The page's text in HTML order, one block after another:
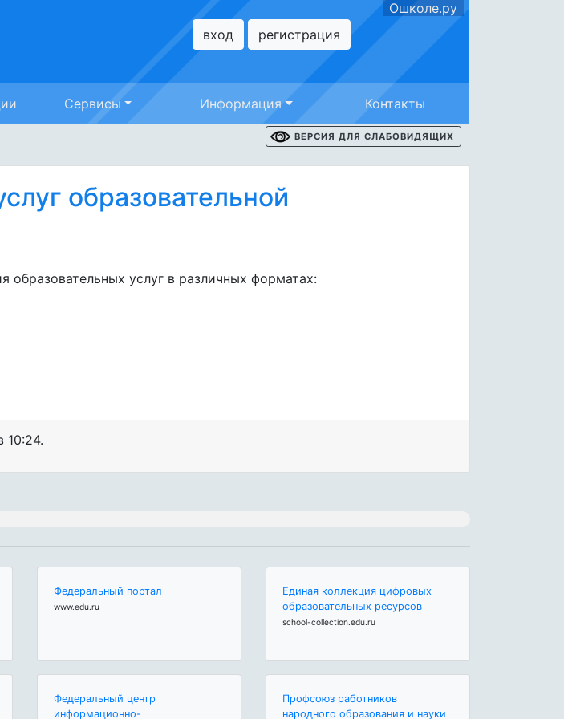
Ошколе.ру
вход
регистрация
Сервисы Информация Контакты
ВЕРСИЯ ДЛЯ СЛАБОВИДЯЩИХ
образовательной
образовательных услуг в различных форматах:
10:24.
Федеральный портал
www.edu.ru
Единая коллекция цифровых
образовательных ресурсов
school-collection.edu.ru
Федеральный центр
информационно-
Профсоюз работников
народного образования и науки